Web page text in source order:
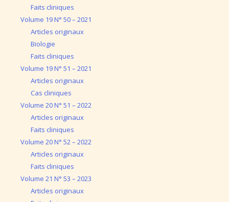
Faits cliniques
Volume 19 N° 50 – 2021
Articles originaux
Biologie
Faits cliniques
Volume 19 N° 51 – 2021
Articles originaux
Cas cliniques
Volume 20 N° 51 – 2022
Articles originaux
Faits cliniques
Volume 20 N° 52 – 2022
Articles originaux
Faits cliniques
Volume 21 N° 53 – 2023
Articles originaux